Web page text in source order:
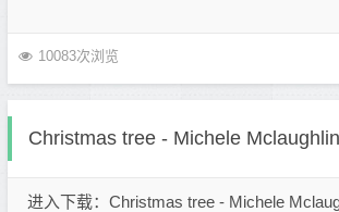
10083次浏览
Christmas tree - Michele Mclaughlin
进入下载：Christmas tree - Michele